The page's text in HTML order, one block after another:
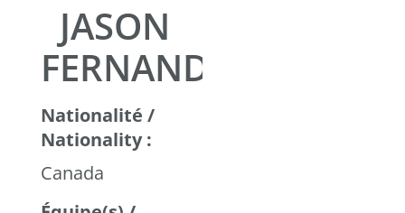
JASON
FERNANDES
Nationalité /
Nationality :
Canada